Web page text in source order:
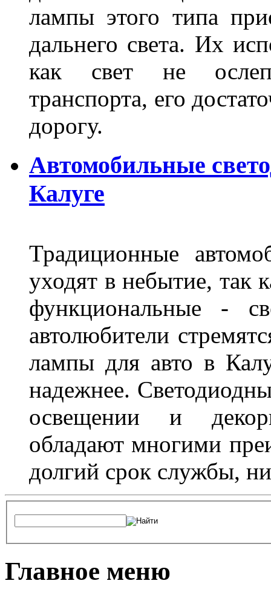
лампы этого типа
дальнего света. Их
как свет не
транспорта, его
дорогу.
Автомобильные
Калуге
Традиционные
уходят в небытие, так
функциональные -
автолюбители
лампы для авто в
надежнее.
освещении и
обладают многими
долгий срок службы,
Главное меню